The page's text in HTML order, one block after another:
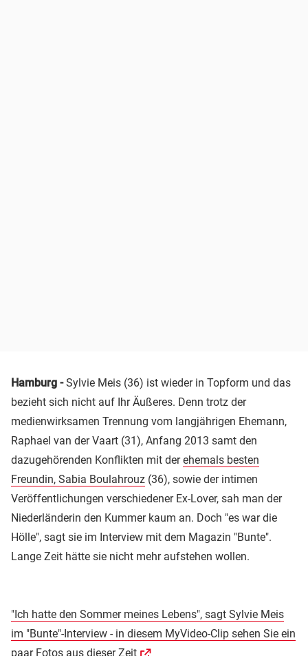
Hamburg -Sylvie Meis (36) ist wieder in Topform und das
bezieht sich nicht auf Ihr Äußeres. Denn trotz der
medienwirksamen Trennung vom langjährigen Ehemann,
Raphael van der Vaart (31), Anfang 2013 samt den
dazugehörenden Konflikten mit derehemals besten
Freundin, Sabia Boulahrouz (36), sowie der intimen
Veröffentlichungen verschiedener Ex-Lover, sah man der
Niederländerin den Kummer kaum an. Doch "es war die
Hölle", sagt sie im Interview mit dem Magazin "Bunte".
Lange Zeit hätte sie nicht mehr aufstehen wollen.
"Ich hatte den Sommer meines Lebens", sagt Sylvie Meis
im "Bunte"-Interview - in diesem MyVideo-Clip sehen Sie ein
paar Fotos aus dieser Zeit